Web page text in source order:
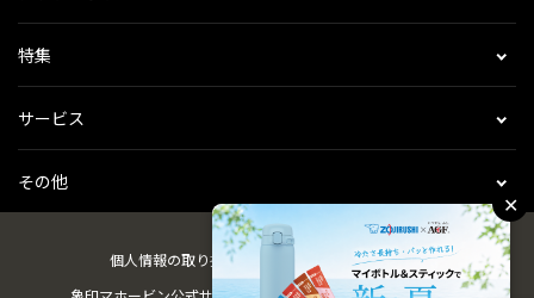
特集
サービス
その他
個人情報の取り扱い ご利用規約会員規約
✕